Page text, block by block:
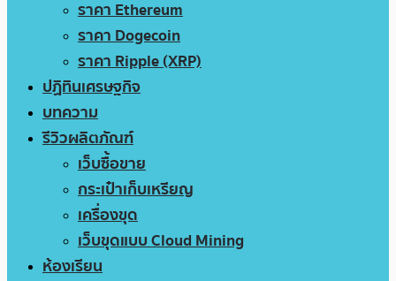
ราคา Ethereum
ราคา Dogecoin
ราคา Ripple (XRP)
ปฏิทินเศรษฐกิจ
บทความ
รีวิวผลิตภัณฑ์
เว็บซื้อขาย
กระเป๋าเก็บเหรียญ
เครื่องขุด
เว็บขุดแบบ Cloud Mining
ห้องเรียน